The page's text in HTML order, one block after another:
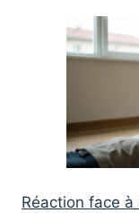
Réaction face